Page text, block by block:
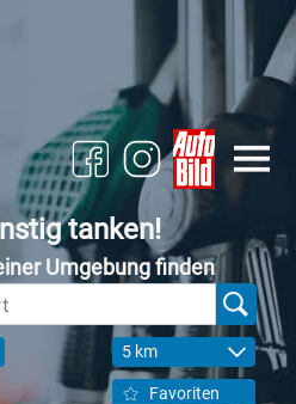
tanken!
Umgebung finden
5 km
Favoriten